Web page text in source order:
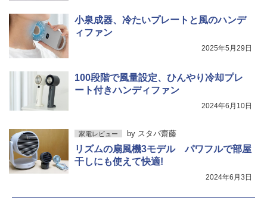
小泉成器、冷たいプレートと風のハンデ
ィファン
2025年5月29日
100段階で風量設定、ひんやり冷却プレ
ート付きハンディファン
2024年6月10日
家電レビュー by スタパ齋藤
リズムの扇風機3モデル パワフルで部屋
干しにも使えて快適!
2024年6月3日